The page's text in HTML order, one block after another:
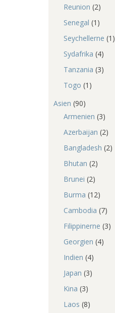
Reunion (2)
Senegal (1)
Seychellerne (1)
Sydafrika (4)
Tanzania (3)
Togo (1)
Asien (90)
Armenien (3)
Azerbaijan (2)
Bangladesh (2)
Bhutan (2)
Brunei (2)
Burma (12)
Cambodia (7)
Filippinerne (3)
Georgien (4)
Indien (4)
Japan (3)
Kina (3)
Laos (8)